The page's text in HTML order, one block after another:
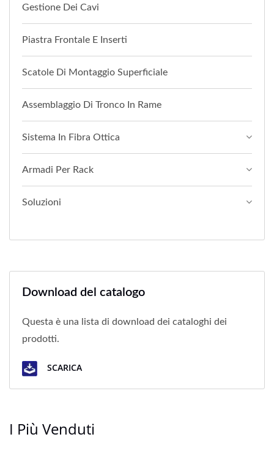
Gestione Dei Cavi
Piastra Frontale E Inserti
Scatole Di Montaggio Superficiale
Assemblaggio Di Tronco In Rame
Sistema In Fibra Ottica
Armadi Per Rack
Soluzioni
Download del catalogo
Questa è una lista di download dei cataloghi dei
prodotti.
SCARICA
I Più Venduti